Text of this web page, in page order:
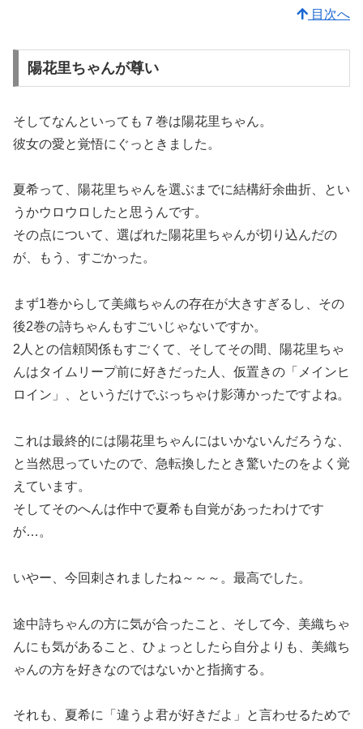
目次へ
陽花里ちゃんが尊い
そしてなんといっても７巻は陽花里ちゃん。
彼女の愛と覚悟にぐっときました。
夏希って、陽花里ちゃんを選ぶまでに結構紆余曲折、とい
うかウロウロしたと思うんです。
その点について、選ばれた陽花里ちゃんが切り込んだの
が、もう、すごかった。
まず1巻からして美織ちゃんの存在が大きすぎるし、その
後2巻の詩ちゃんもすごいじゃないですか。
2人との信頼関係もすごくて、そしてその間、陽花里ちゃ
んはタイムリープ前に好きだった人、仮置きの「メインヒ
ロイン」、というだけでぶっちゃけ影薄かったですよね。
これは最終的には陽花里ちゃんにはいかないんだろうな、
と当然思っていたので、急転換したとき驚いたのをよく覚
えています。
そしてそのへんは作中で夏希も自覚があったわけです
が…。
いやー、今回刺されましたね～～～。最高でした。
途中詩ちゃんの方に気が合ったこと、そして今、美織ちゃ
んにも気があること、ひょっとしたら自分よりも、美織ち
ゃんの方を好きなのではないかと指摘する。
それも、夏希に「違うよ君が好きだよ」と言わせるためで